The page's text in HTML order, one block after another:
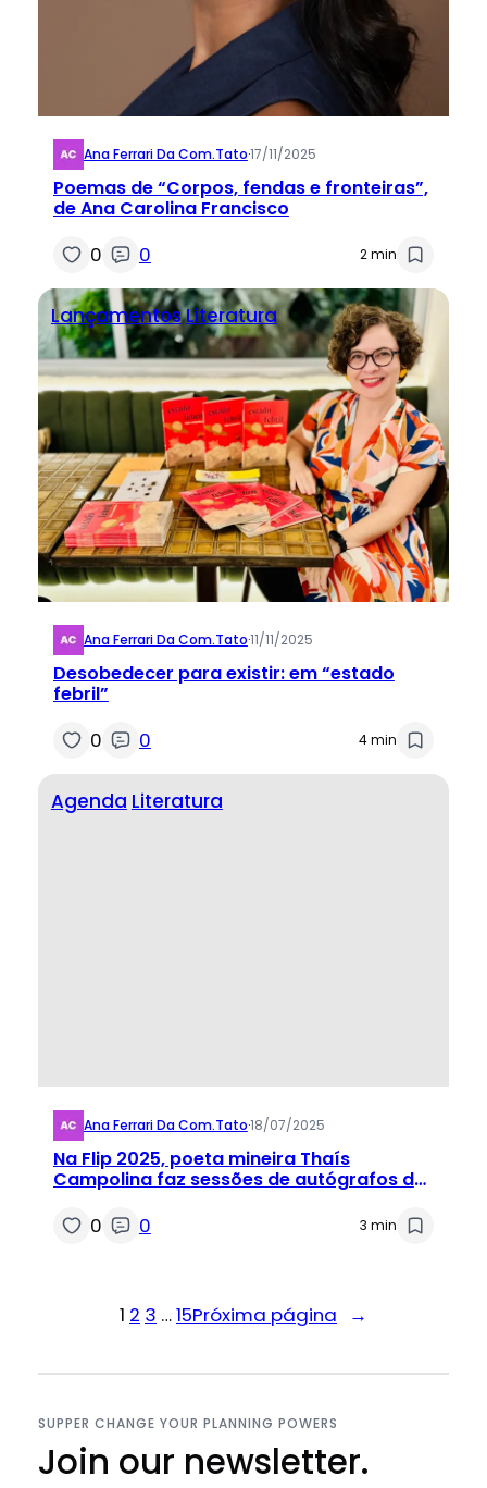
Ana Ferrari Da Com.tato·17/11/2025
Poemas de “Corpos, fendas e fronteiras”,
de Ana Carolina Francisco
0 0 2 min
LançamentosLiteratura
Ana Ferrari Da Com.tato·11/11/2025
Desobedecer para existir: em “estado
febril”
0 0 4 min
Agenda Literatura
Ana Ferrari Da Com.tato·18/07/2025
Na Flip 2025, poeta mineira Thaís
Campolina faz sessões de autógrafos do
0 0 3 min
1 2 3 …15Próxima página →
SUPPER CHANGE YOUR PLANNING POWERS
Join our newsletter.